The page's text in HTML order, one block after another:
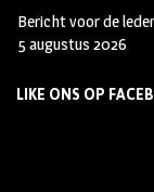
Bericht voor de
5 augustus 2026
LIKE ONS OP